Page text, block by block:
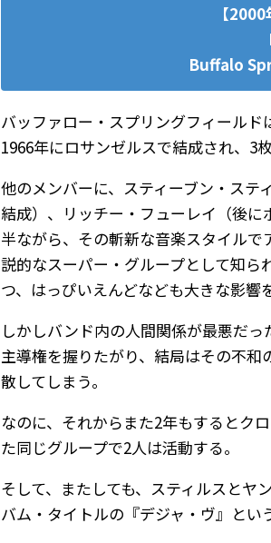
【
Buffalo
バッファロー・スプリングフィールド
1966年にロサンゼルスで結成され、3
他のメンバーに、スティーブン・ステ
結成）、リッチー・フューレイ（後
半ながら、その斬新な音楽スタイル
説的なスーパー・グループとして知
つ、はっぴいえんどなども大きな影響
しかしバンド内の人間関係が最悪だ
主導権を握りたがり、結局はその不
散してしまう。
なのに、それからまた2年もするとク
た同じグループで2人は活動する。
そして、またしても、スティルスとヤ
バム・タイトルの『デジャ・ヴ』とい